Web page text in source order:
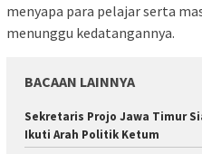
menyapa para pelajar serta
menunggu kedatangannya.
BACAAN LAINNYA
Sekretaris Projo Jawa Timur
Ikuti Arah Politik Ketum